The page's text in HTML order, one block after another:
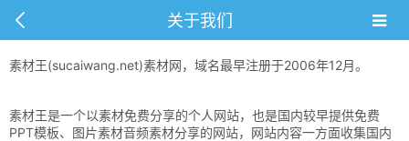
关于我们
素材王(sucaiwang.net)素材网，域名最早注册于2006年12月。
素材王是一个以素材免费分享的个人网站，也是国内较早提供免费
PPT模板、图片素材音频素材分享的网站，网站内容一方面收集国内